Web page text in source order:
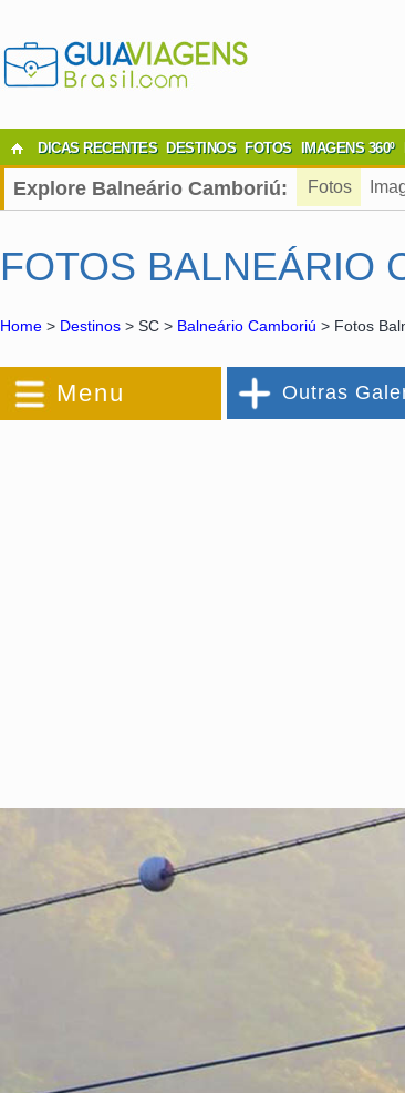
DICAS RECENTES DESTINOS FOTOS IMAGENS 360º
Explore Balneário Camboriú: Fotos
FOTOS BALNEÁRIO
Home > Destinos > SC > Balneário Camboriú > Fotos
Menu Outras